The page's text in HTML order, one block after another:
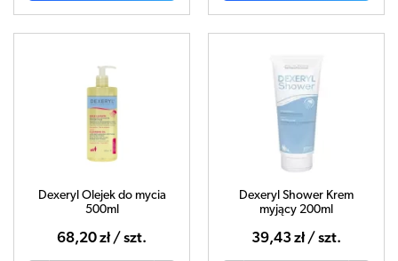
Dexeryl Olejek do mycia
500ml
68,20 zł / szt.
Dexeryl Shower Krem
myjący 200ml
39,43 zł / szt.